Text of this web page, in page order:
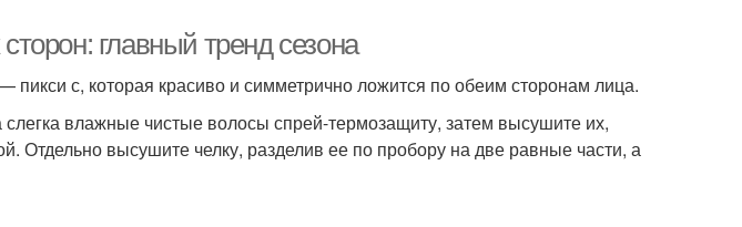
главный тренд сезона
пикси с, которая красиво и симметрично ложится по обеим сторонам лица.
влажные чистые волосы спрей-термозащиту, затем высушите их,
Отдельно высушите челку, разделив ее по пробору на две равные части, а